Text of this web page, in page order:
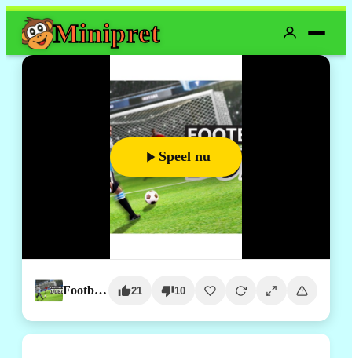
Minipret
Speel nu
Football Duel 21 10